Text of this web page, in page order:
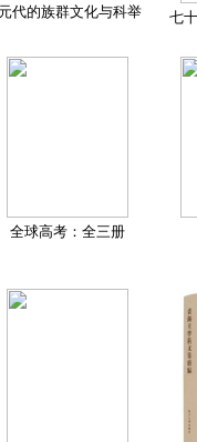
元代的族群文化与科举 七
全球高考：全三册